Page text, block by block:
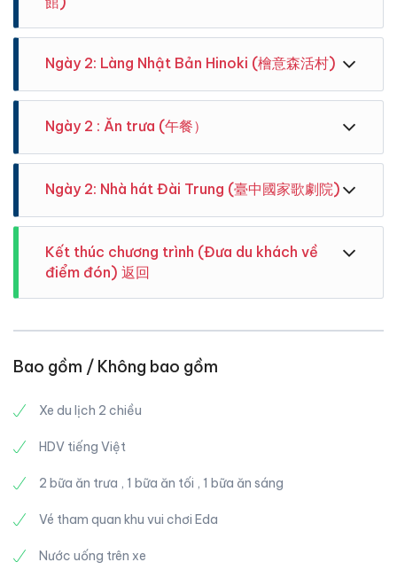
khu công viên giải trí theo chủ đề lớn nhất ở miền
nam Đài Loan. Đây là công viên theo chủ đề duy
được chia thành ba khu vực chủ đề: Trò chơi cảm
Troy. Số lượng các cơ sở vui chơi giải trí hiện đang
đứng đầu số 1 tại Đài Loan, ngoài ra còn có một buổi
biểu diễn tuyệt vời.
Ｃhụp hình bên ngoài Bảo Tàng Đài Nam , Nổi tiếng
với vẻ đẹp tựa bức tranh Châu Âu giữa lòng thành
Ngày 2: Làng Nhật Bản Hinoki (檜意森活村)
Ngày 2 : Ăn trưa (午餐）
Ngày 2: Nhà hát Đài Trung (臺中國家歌劇院)
Nhà hát Opera Đài Trung do kiến trúc sư Toyo Ito
người thời tiền sử, trở thành tòa kiến trúc tường uốn
giới. Do quá trình thi công vô cùng phức tạp nên
biểu tượng mới của thế giới”.
Kết thúc chương trình (Đưa du khách về
điểm đón) 返回
khách, hẹn gặp lại quí khách trong tour gần nhất.
Bao gồm / Không bao gồm
Xe du lịch 2 chiều
HDV tiếng Việt
2 bữa ăn trưa , 1 bữa ăn tối , 1 bữa ăn sáng
Vé tham quan khu vui chơi Eda
Nước uống trên xe